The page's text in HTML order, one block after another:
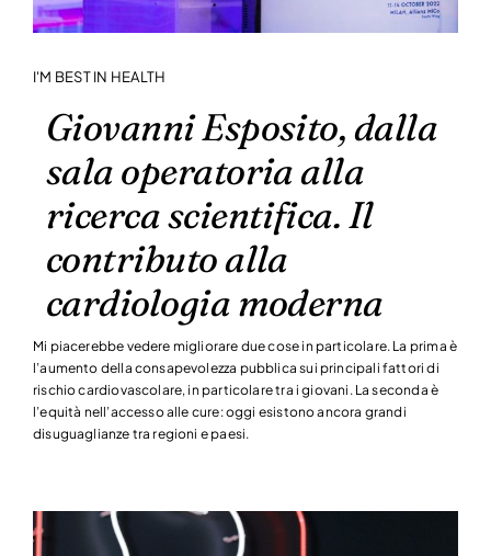
I'M BEST IN HEALTH
Giovanni Esposito, dalla
sala operatoria alla
ricerca scientifica. Il
contributo alla
cardiologia moderna
Mi piacerebbe vedere migliorare due cose in particolare. La prima è
l’aumento della consapevolezza pubblica sui principali fattori di
rischio cardiovascolare, in particolare tra i giovani. La seconda è
l’equità nell’accesso alle cure: oggi esistono ancora grandi
disuguaglianze tra regioni e paesi.